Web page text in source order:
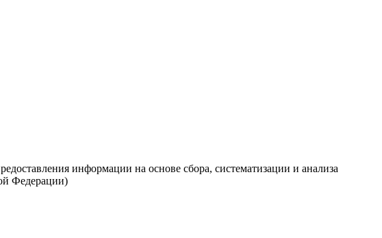
информации на основе сбора, систематизации и анализа
Федерации)